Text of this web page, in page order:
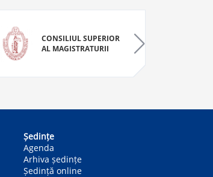
CONSILIUL SUPERIOR
AL MAGISTRATURII
Ședințe
Agenda
Arhiva ședințe
Ședință online